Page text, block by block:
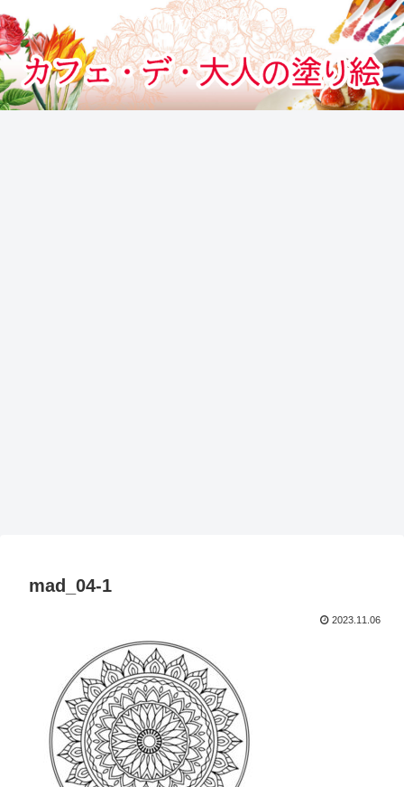
カフェでぬりえをする気分のぬりえサイト
mad_04-1
2023.11.06